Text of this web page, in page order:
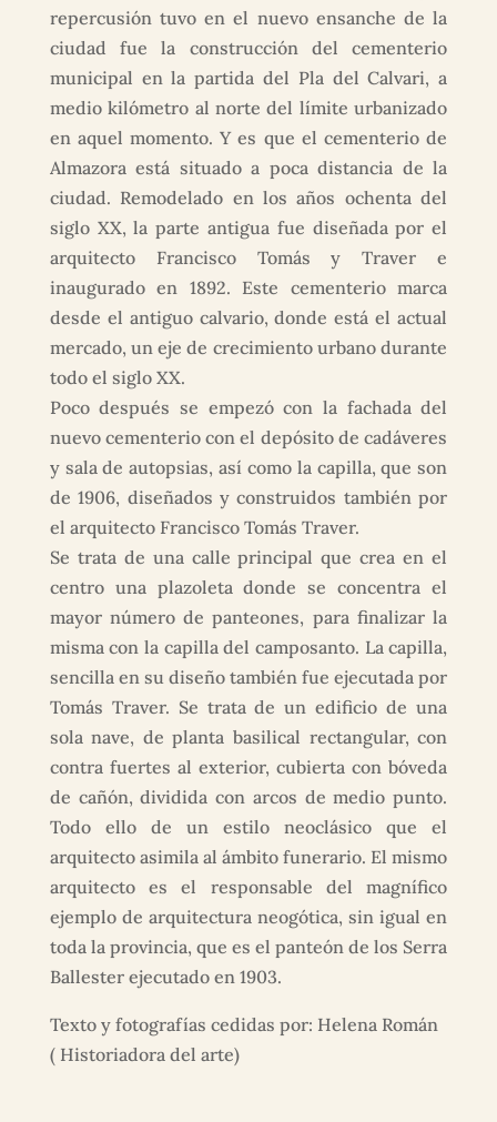
repercusión tuvo en el nuevo ensanche de la
ciudad fue la construcción del cementerio
municipal en la partida del Pla del Calvari, a
medio kilómetro al norte del límite urbanizado
en aquel momento. Y es que el cementerio de
Almazora está situado a poca distancia de la
ciudad. Remodelado en los años ochenta del
siglo XX, la parte antigua fue diseñada por el
arquitecto Francisco Tomás y Traver e
inaugurado en 1892. Este cementerio marca
desde el antiguo calvario, donde está el actual
mercado, un eje de crecimiento urbano durante
todo el siglo XX.
Poco después se empezó con la fachada del
nuevo cementerio con el depósito de cadáveres
y sala de autopsias, así como la capilla, que son
de 1906, diseñados y construidos también por
el arquitecto Francisco Tomás Traver.
Se trata de una calle principal que crea en el
centro una plazoleta donde se concentra el
mayor número de panteones, para finalizar la
misma con la capilla del camposanto. La capilla,
sencilla en su diseño también fue ejecutada por
Tomás Traver. Se trata de un edificio de una
sola nave, de planta basilical rectangular, con
contra fuertes al exterior, cubierta con bóveda
de cañón, dividida con arcos de medio punto.
Todo ello de un estilo neoclásico que el
arquitecto asimila al ámbito funerario. El mismo
arquitecto es el responsable del magnífico
ejemplo de arquitectura neogótica, sin igual en
toda la provincia, que es el panteón de los Serra
Ballester ejecutado en 1903.
Texto y fotografías cedidas por: Helena Román
( Historiadora del arte)